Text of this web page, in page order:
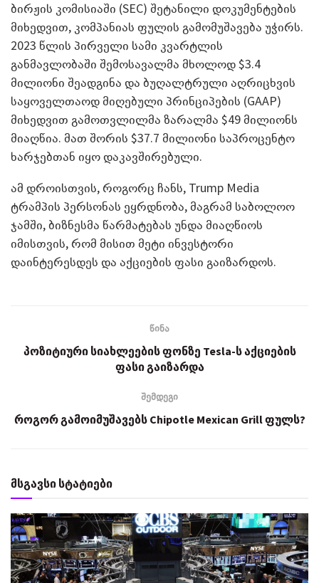
ბირჟის კომისიაში (SEC) შეტანილი დოკუმენტების
მიხედვით, კომპანიას ფულის გამომუშავება უჭირს.
2023 წლის პირველი სამი კვარტლის
განმავლობაში შემოსავალმა მხოლოდ $3.4
მილიონი შეადგინა და ბუღალტრული აღრიცხვის
საყოველთაოდ მიღებული პრინციპების (GAAP)
მიხედვით გამოთვლილმა ზარალმა $49 მილიონს
მიაღწია. მათ შორის $37.7 მილიონი საპროცენტო
ხარჯებთან იყო დაკავშირებული.
ამ დროისთვის, როგორც ჩანს, Trump Media
ტრამპის პერსონას ეყრდნობა, მაგრამ საბოლოო
ჯამში, ბიზნესმა წარმატებას უნდა მიაღწიოს
იმისთვის, რომ მისით მეტი ინვესტორი
დაინტერესდეს და აქციების ფასი გაიზარდოს.
წინა
პოზიტიური სიახლეების ფონზე Tesla-ს აქციების
ფასი გაიზარდა
შემდეგი
როგორ გამოიმუშავებს Chipotle Mexican Grill ფულს?
მსგავსი სტატიები